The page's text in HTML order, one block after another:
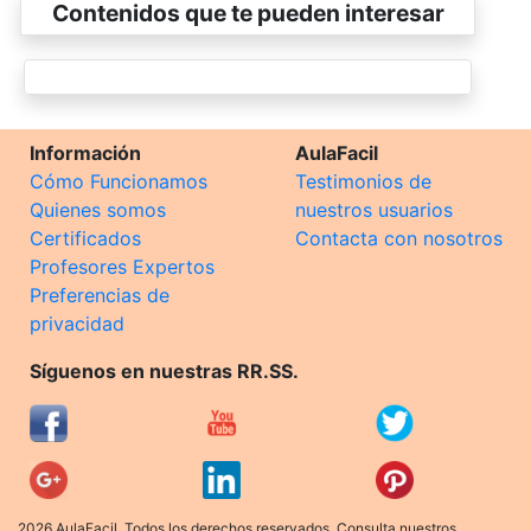
Contenidos que te pueden interesar
Información
Cómo Funcionamos
Quienes somos
Certificados
Profesores Expertos
Preferencias de
privacidad
AulaFacil
Testimonios de
nuestros usuarios
Contacta con nosotros
Síguenos en nuestras RR.SS.